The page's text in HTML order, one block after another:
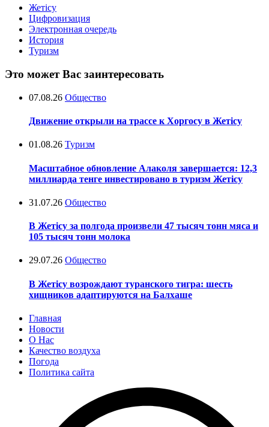
Жетісу
Цифровизация
Электронная очередь
История
Туризм
Это может Вас заинтересовать
07.08.26 Общество
Движение открыли на трассе к Хоргосу в Жетісу
01.08.26 Туризм
Масштабное обновление Алаколя завершается: 12,3
миллиарда тенге инвестировано в туризм Жетісу
31.07.26 Общество
В Жетісу за полгода произвели 47 тысяч тонн мяса и
105 тысяч тонн молока
29.07.26 Общество
В Жетісу возрождают туранского тигра: шесть
хищников адаптируются на Балхаше
Главная
Новости
О Нас
Качество воздуха
Погода
Политика сайта